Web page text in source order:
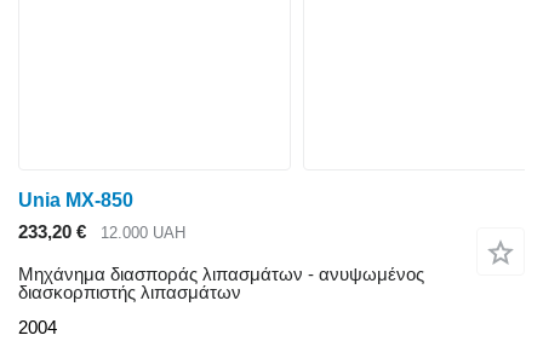
Unia MX-850
233,20 €
12.000 UAH
Μηχάνημα διασποράς λιπασμάτων - ανυψωμένος
διασκορπιστής λιπασμάτων
2004